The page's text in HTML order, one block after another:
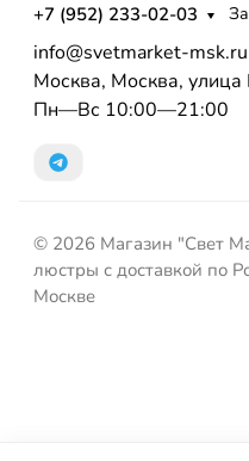
+7 (952) 233-02-03
info@svetmarket-msk.ru
Москва, Москва,
Пн—Вс 10:00—21:00
© 2026 Магазин "Свет
люстры с доставкой по
Москве